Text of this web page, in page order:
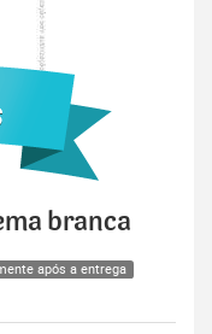
branca
após a entrega